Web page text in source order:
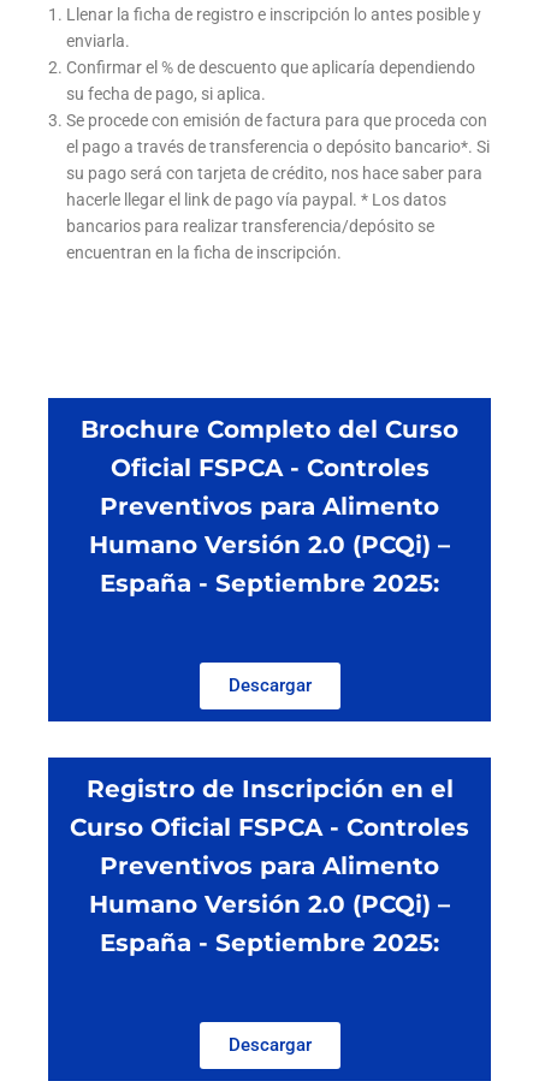
Llenar la ficha de registro e inscripción lo antes posible y
enviarla.
Confirmar el % de descuento que aplicaría dependiendo
su fecha de pago, si aplica.
Se procede con emisión de factura para que proceda con
el pago a través de transferencia o depósito bancario*. Si
su pago será con tarjeta de crédito, nos hace saber para
hacerle llegar el link de pago vía paypal. * Los datos
bancarios para realizar transferencia/depósito se
encuentran en la ficha de inscripción.
Brochure Completo del Curso
Oficial FSPCA - Controles
Preventivos para Alimento
Humano Versión 2.0 (PCQi) –
España - Septiembre 2025:
Descargar
Registro de Inscripción en el
Curso Oficial FSPCA - Controles
Preventivos para Alimento
Humano Versión 2.0 (PCQi) –
España - Septiembre 2025:
Descargar